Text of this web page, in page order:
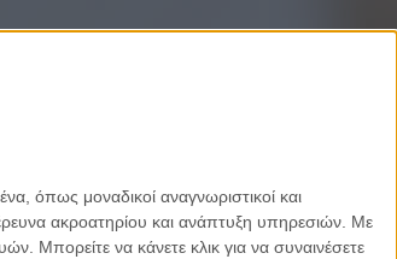
όπως μοναδικοί αναγνωριστικοί και
ακροατηρίου και ανάπτυξη υπηρεσιών. Με
Μπορείτε να κάνετε κλικ για να συναινέσετε